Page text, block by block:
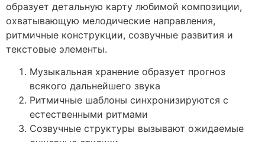
образует детальную карту любимой композиции,
охватывающую мелодические направления,
ритмичные конструкции, созвучные развития и
текстовые элементы.
Музыкальная хранение образует прогноз
всякого дальнейшего звука
Ритмичные шаблоны синхронизируются с
естественными ритмами
Созвучные структуры вызывают ожидаемые